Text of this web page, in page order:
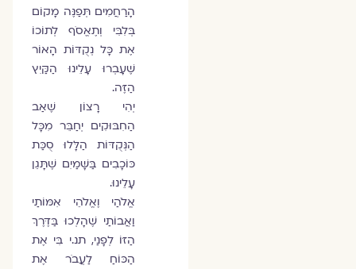
הָרַחֲמִים תְּפַנֶּה מָקוֹם
בְּלִבִּי וְתֶאֱסֹף לְתוֹכוֹ
אֶת כָּל נְקֻדּוֹת הָאוֹר
שֶׁעָבְרוּ עָלֵינוּ הַקַּיִץ
הַזֶּה.
יְהִי רָצוֹן שֶׁאַב
הַחִבּוּקִים יְחַבֵּר מִכָּל
הַנְּקֻדּוֹת הַלָּלוּ סֻכַּת
כּוֹכָבִים בַּשָּׁמַיִם שֶׁתָּגֵן
עָלֵינוּ.
אֱלֹהַי וֶאֱלֹהֵי אִמּוֹתַי
וַאֲבוֹתַי שֶׁהָלְכוּ בַּדֶּרֶךְ
הַזּוֹ לְפָנַי, תנ.י בִּי אֶת
הַכּוֹחַ לַעֲבֹר אֶת